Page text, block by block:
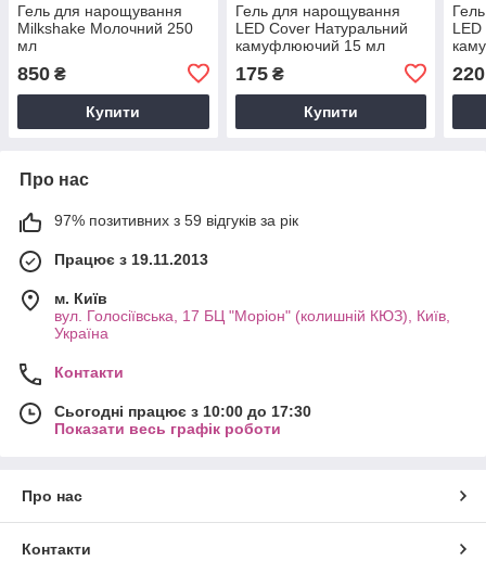
Гель для нарощування
Milkshake Молочний 250
мл
850 ₴
Купити
Гель для нарощування
LED Cover Натуральний
камуфлюючий 15 мл
175₴
Купити
220
Про нас
97% позитивних з 59 відгуків за рік
Працює з 19.11.2013
м. Київ
вул. Голосіївська, 17 БЦ "Моріон" (колишній КЮЗ), Київ,
Україна
Контакти
Сьогодні працює з 10:00 до 17:30
Показати весь графік роботи
Про нас
Контакти